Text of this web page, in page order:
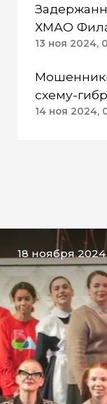
ХМАО
меру
13 ноя 2024,
схему-
аферу
14 ноя 2024,
18 ноября 2024